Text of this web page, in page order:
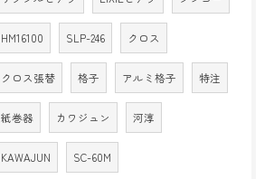
HM16100 SLP-246 クロス
クロス張替 格子 アルミ格子 特注
紙巻器 カワジュン 河淳
KAWAJUN SC-60M